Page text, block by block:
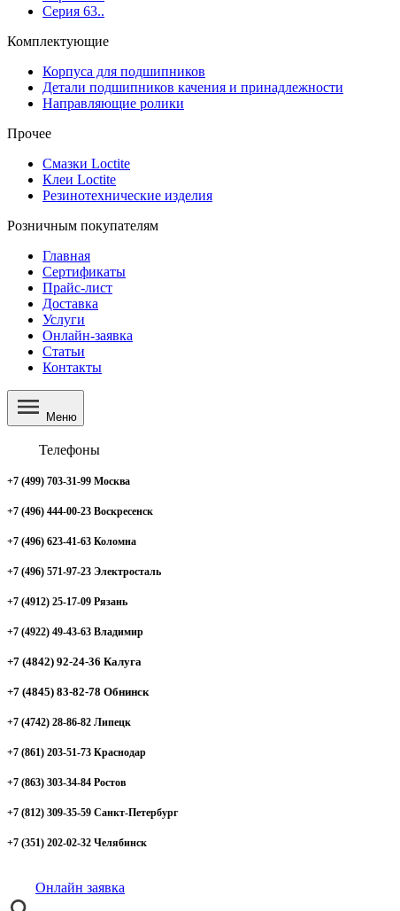
Серия 63..
Комплектующие
Корпуса для подшипников
Детали подшипников качения и принадлежности
Направляющие ролики
Прочее
Смазки Loctite
Клеи Loctite
Резинотехнические изделия
Розничным покупателям
Главная
Сертификаты
Прайс-лист
Доставка
Услуги
Онлайн-заявка
Статьи
Контакты
Меню
Телефоны
+7 (499) 703-31-99 Москва
+7 (496) 444-00-23 Воскресенск
+7 (496) 623-41-63 Коломна
+7 (496) 571-97-23 Электросталь
+7 (4912) 25-17-09 Рязань
+7 (4922) 49-43-63 Владимир
+7 (4842) 92-24-36 Калуга
+7 (4845) 83-82-78 Обнинск
+7 (4742) 28-86-82 Липецк
+7 (861) 203-51-73 Краснодар
+7 (863) 303-34-84 Ростов
+7 (812) 309-35-59 Санкт-Петербург
+7 (351) 202-02-32 Челябинск
Онлайн заявка